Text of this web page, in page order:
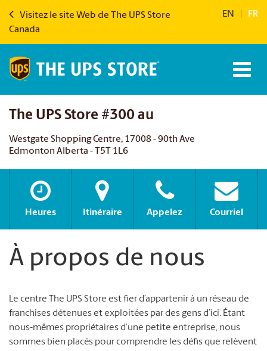
Visitez le site Web de The UPS Store
Canada
EN FR
The UPS Store #300 au
Westgate Shopping Centre, 17008 - 90th Ave
Edmonton Alberta - T5T 1L6
Heures Itinéraire Appelez Courriel
À propos de nous
Le centre The UPS Store est fier d’appartenir à un réseau de
franchises détenues et exploitées par des gens d’ici. Étant
nous-mêmes propriétaires d’une petite entreprise, nous
sommes bien placés pour comprendre les défis que relèvent